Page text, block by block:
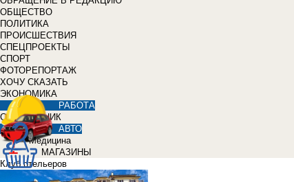
ОБЩЕСТВО
ПОЛИТИКА
ПРОИСШЕСТВИЯ
СПЕЦПРОЕКТЫ
СПОРТ
ФОТОРЕПОРТАЖ
ХОЧУ СКАЗАТЬ
ЭКОНОМИКА
РАБОТА
СПРАВОЧНИК
АВТО
Медицина
МАГАЗИНЫ
Клуб отельеров